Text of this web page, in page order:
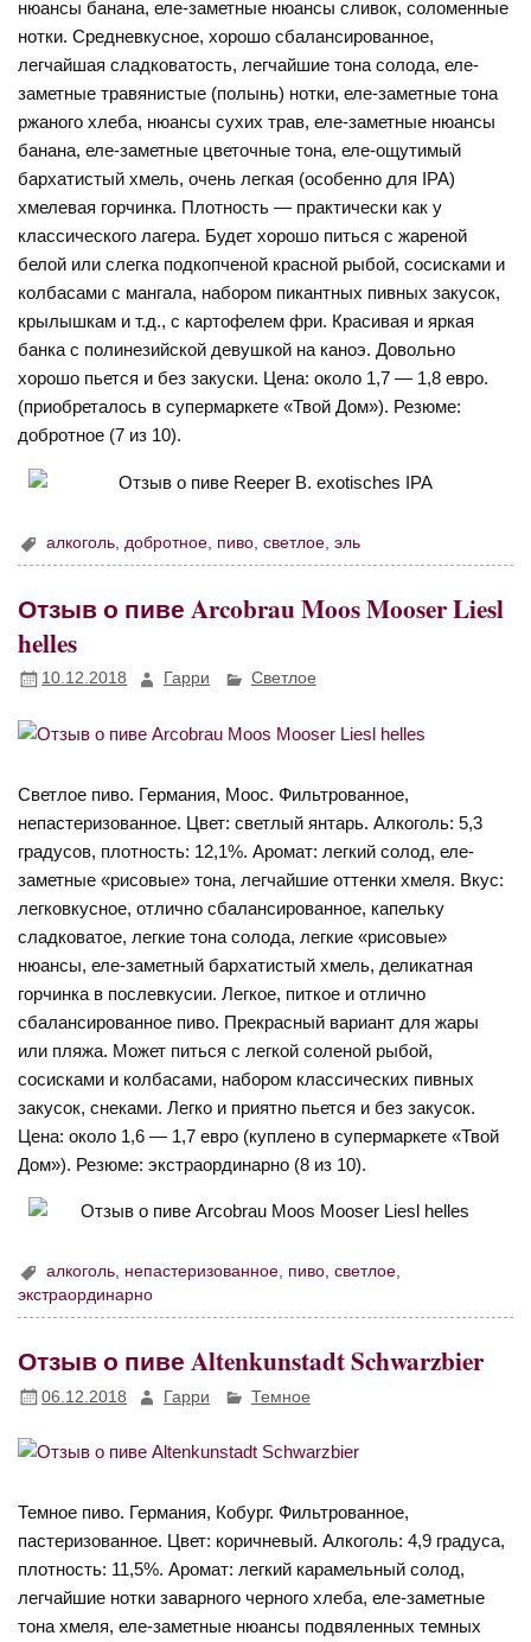
нюансы банана, еле-заметные нюансы сливок, соломенные
нотки. Средневкусное, хорошо сбалансированное,
легчайшая сладковатость, легчайшие тона солода, еле-
заметные травянистые (полынь) нотки, еле-заметные тона
ржаного хлеба, нюансы сухих трав, еле-заметные нюансы
банана, еле-заметные цветочные тона, еле-ощутимый
бархатистый хмель, очень легкая (особенно для IPA)
хмелевая горчинка. Плотность — практически как у
классического лагера. Будет хорошо питься с жареной
белой или слегка подкопченой красной рыбой, сосисками и
колбасами с мангала, набором пикантных пивных закусок,
крылышкам и т.д., с картофелем фри. Красивая и яркая
банка с полинезийской девушкой на каноэ. Довольно
хорошо пьется и без закуски. Цена: около 1,7 — 1,8 евро.
(приобреталось в супермаркете «Твой Дом»). Резюме:
добротное (7 из 10).
алкоголь добротное пиво ,светлое ,эль
Отзыв о пиве Arcobrau Moos Mooser Liesl
helles
10.12.2018 Гарри Светлое
Светлое пиво. Германия, Моос. Фильтрованное,
непастеризованное. Цвет: светлый янтарь. Алкоголь: 5,3
градусов, плотность: 12,1%. Аромат: легкий солод, еле-
заметные «рисовые» тона, легчайшие оттенки хмеля. Вкус:
легковкусное, отлично сбалансированное, капельку
сладковатое, легкие тона солода, легкие «рисовые»
нюансы, еле-заметный бархатистый хмель, деликатная
горчинка в послевкусии. Легкое, питкое и отлично
сбалансированное пиво. Прекрасный вариант для жары
или пляжа. Может питься с легкой соленой рыбой,
сосисками и колбасами, набором классических пивных
закусок, снеками. Легко и приятно пьется и без закусок.
Цена: около 1,6 — 1,7 евро (куплено в супермаркете «Твой
Дом»). Резюме: экстраординарно (8 из 10).
алкоголь непастеризованное пиво ,светлое
экстраординарно
Отзыв о пиве Altenkunstadt Schwarzbier
06.12.2018 Гарри Темное
Темное пиво. Германия, Кобург. Фильтрованное,
пастеризованное. Цвет: коричневый. Алкоголь: 4,9 градуса,
плотность: 11,5%. Аромат: легкий карамельный солод,
легчайшие нотки заварного черного хлеба, еле-заметные
тона хмеля, еле-заметные нюансы подвяленных темных